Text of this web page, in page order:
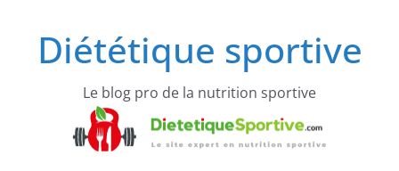
Diététique sportive
Le blog pro de la nutrition sportive